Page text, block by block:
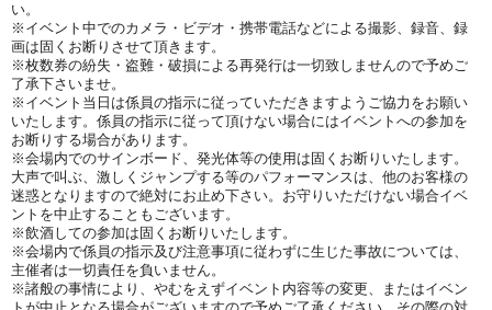
い。
※イベント中でのカメラ・ビデオ・携帯電話などによる撮影、録音、録
画は固くお断りさせて頂きます。
※枚数券の紛失・盗難・破損による再発行は一切致しませんので予めご
了承下さいませ。
※イベント当日は係員の指示に従っていただきますようご協力をお願い
いたします。係員の指示に従って頂けない場合にはイベントへの参加を
お断りする場合があります。
※会場内でのサインボード、発光体等の使用は固くお断りいたします。
大声で叫ぶ、激しくジャンプする等のパフォーマンスは、他のお客様の
迷惑となりますので絶対にお止め下さい。お守りいただけない場合イベ
ントを中止することもございます。
※飲酒しての参加は固くお断りいたします。
※会場内で係員の指示及び注意事項に従わずに生じた事故については、
主催者は一切責任を負いません。
※諸般の事情により、やむをえずイベント内容等の変更、またはイベン